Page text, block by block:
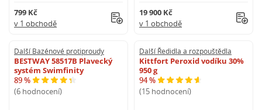
799 Kč
v 1 obchodě
19 900 Kč
v 1 obchodě
Další Bazénové protiproudy
BESTWAY 58517B Plavecký
systém Swimfinity
89 %
(6 hodnocení)
Další Ředidla a rozpouštědla
Kittfort Peroxid vodíku 30%
950 g
94 %
(15 hodnocení)